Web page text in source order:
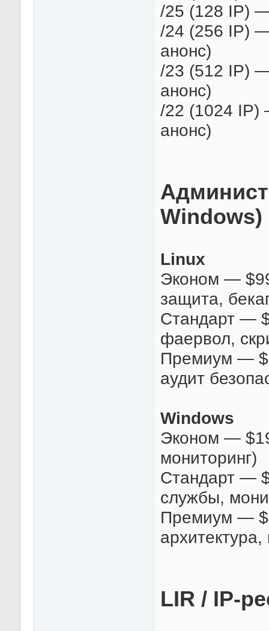
/25 (128 IP)
/24 (256 IP)
анонс)
/23 (512 IP)
анонс)
/22 (1024 IP)
анонс)
Windows)
Linux
Эконом —
защита,
Стандарт —
фаервол,
Премиум —
аудит
Windows
Эконом —
мониторинг)
Стандарт —
службы,
Премиум —
LIR / IP-